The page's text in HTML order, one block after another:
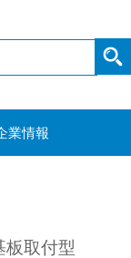
業情報
板取付型